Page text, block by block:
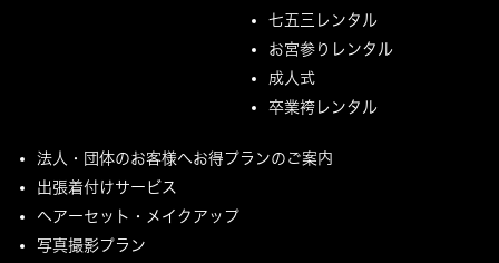
七五三レンタル
お宮参りレンタル
成人式
卒業袴レンタル
法人・団体のお客様へお得プランのご案内
出張着付けサービス
ヘアーセット・メイクアップ
写真撮影プラン